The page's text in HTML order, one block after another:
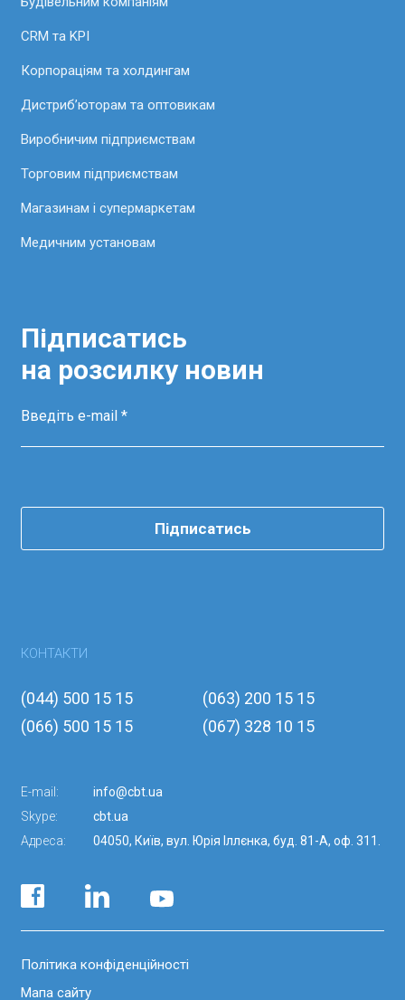
Підписатись
на розсилку новин
Підписатись
КОНТАКТИ
(044) 500 15 15
(063) 200 15 15
(066) 500 15 15
(067) 328 10 15
E-mail:
info@cbt.ua
Skype:
cbt.ua
Адреса:
04050, Київ, вул. Юрія Іллєнка, буд. 81-А, оф. 311.
CRM та KPI
Корпораціям та холдингам
Дистриб’юторам та оптовикам
Виробничим підприємствам
Торговим підприємствам
Магазинам і супермаркетам
Медичним установам
Політика конфіденційності
Мапа сайту